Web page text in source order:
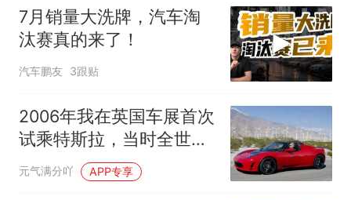
7月销量大洗牌，汽车淘
汰赛真的来了！
汽车鹏友 3跟贴
2006年我在英国车展首次
试乘特斯拉，当时全世界
仅3辆
元气满分吖 APP专享